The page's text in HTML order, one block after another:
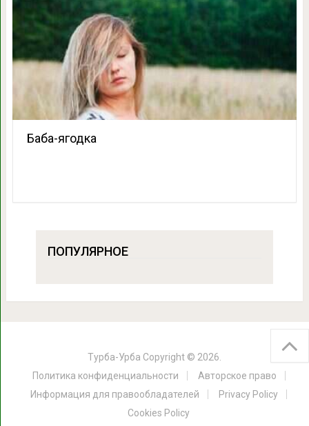
Баба-ягодка
ПОПУЛЯРНОЕ
Турба-Урба Copyright © 2026.
Политика конфиденциальности
Авторское право
Информация для правообладателей
Privacy Policy
Cookies Policy